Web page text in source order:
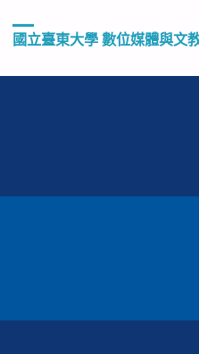
國立臺東大學 數位媒體與文